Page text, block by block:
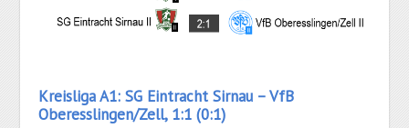
Kreisliga A1: SG Eintracht Sirnau – VfB
Oberesslingen/Zell, 1:1 (0:1)